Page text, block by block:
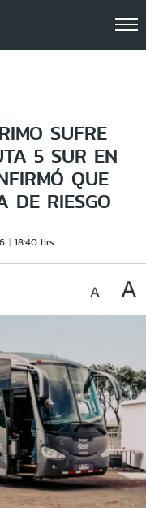
SUFRE
5 SUR EN
QUE
DE RIESGO
18:40 hrs